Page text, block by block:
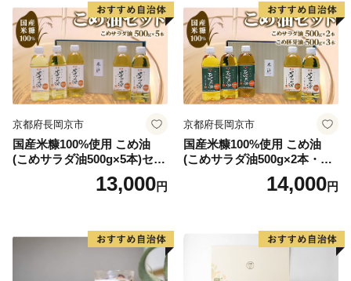
京都府長岡京市
国産米糠100%使用 こめ油
(こめサラダ油500g×5本)セッ
13,000円
京都府長岡京市
国産米糠100%使用 こめ油
(こめサラダ油500g×2本・こ
め胚芽油500g×3本)セット [1
14,000円